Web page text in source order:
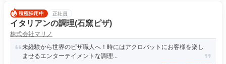
正社員
イタリアンの調理(石窯ピザ)
株式会社マリノ
未経験から世界のピザ職人へ！時にはアクロバットにお客様を楽し
ませるエンターテイメントな調理...